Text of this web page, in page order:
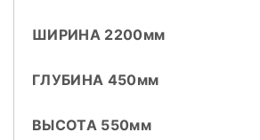
ШИРИНА 2200мм
ГЛУБИНА 450мм
ВЫСОТА 550мм